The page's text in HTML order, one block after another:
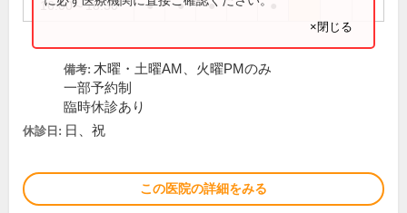
16:00～18:30 ● ● ●
×閉じる
備考: 木曜・土曜AM、火曜PMのみ
一部予約制
臨時休診あり
休診日: 日、祝
この医院の詳細をみる